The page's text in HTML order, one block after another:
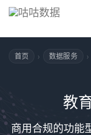
首页 › 数据服务 ›
教
商用合规的功能